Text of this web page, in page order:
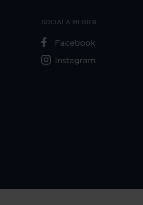
SOCIALA MEDIER
Facebook
Instagram